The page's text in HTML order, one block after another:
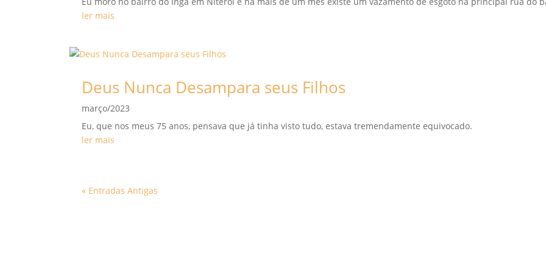
ler mais
Deus Nunca Desampara seus Filhos
março/2023
Eu, que nos meus 75 anos, pensava que já tinha visto tudo, estava tremendamente equivocado.
ler mais
« Entradas Antigas